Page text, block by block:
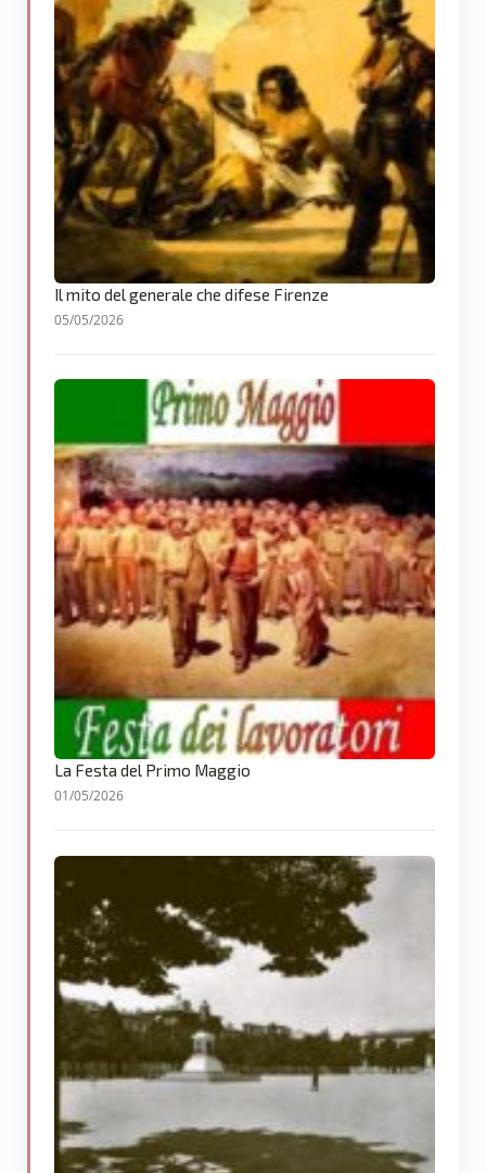
Il mito del generale che difese Firenze
05/05/2026
La Festa del Primo Maggio
01/05/2026